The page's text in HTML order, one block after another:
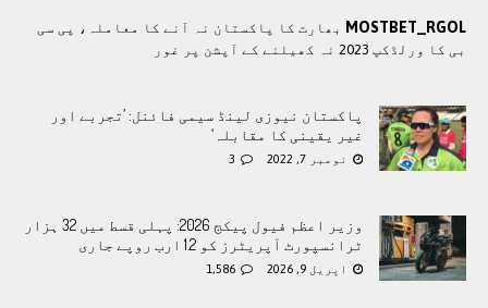
MOSTBET_RGOL بھارت کا پاکستان نہ آنے کا معاملہ، پی سی
بی کا ورلڈکپ 2023 نہ کھیلنے کے آپشن پر غور
پاکستان نیوزی لینڈ سیمی فائنل: ’تجربے اور
غیر یقینی کا مقابلہ‘
نومبر 7, 2022 3
وزير اعظم فیول پیکج 2026: پہلی قسط میں 32 ہزار
ٹرانسپورٹ آپریٹرز کو 1.2 ارب روپے جاری
اپریل 9, 2026 1,586